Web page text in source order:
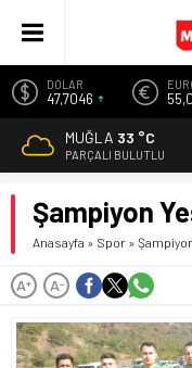
DOLAR
47,7046
MUĞLA 33 °C
PARÇALI BULUTLU
Şampiyon
Anasayfa » Spor »
A+ A-